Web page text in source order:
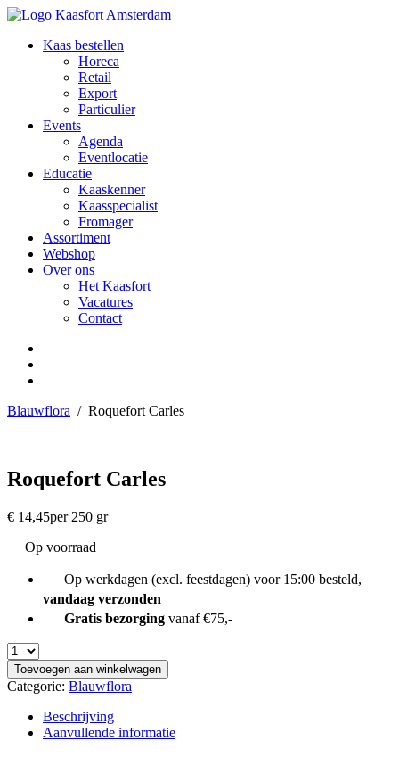
Kaas bestellen
Horeca
Retail
Export
Particulier
Events
Agenda
Eventlocatie
Educatie
Kaaskenner
Kaasspecialist
Fromager
Assortiment
Webshop
Over ons
Het Kaasfort
Vacatures
Contact
Blauwflora /Roquefort Carles
Roquefort Carles
€ 14,45per 250 gr
Op voorraad
Op werkdagen (excl. feestdagen) voor 15:00 besteld,
vandaag verzonden
Gratis bezorging vanaf €75,-
Toevoegen aan winkelwagen
Categorie: Blauwflora
Beschrijving
Aanvullende informatie